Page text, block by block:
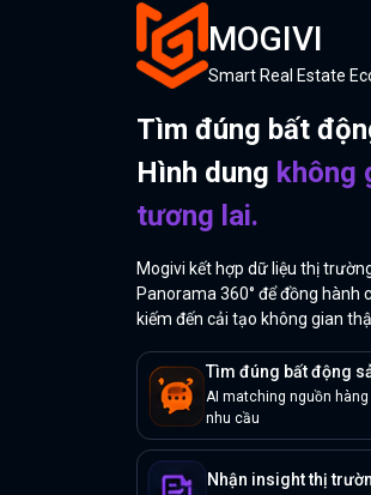
MOGIVI
Smart Real Estate
Tìm đúng bất
Hình dung không
tương lai.
Mogivi kết hợp dữ liệu thị
Panorama 360° để đồng hành
kiếm đến cải tạo không gian
Tìm đúng bất động
AI matching nguồn hàng
nhu cầu
Nhận insight thị